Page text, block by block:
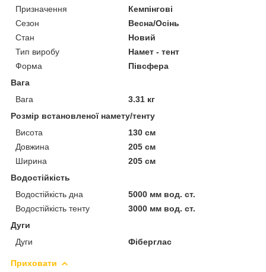
Призначення
Кемпінгові
Сезон
Весна/Осінь
Стан
Новий
Тип виробу
Намет - тент
Форма
Півсфера
Вага
Вага
3.31 кг
Розмір встановленої намету/тенту
Висота
130 см
Довжина
205 см
Ширина
205 см
Водостійкість
Водостійкість дна
5000 мм вод. ст.
Водостійкість тенту
3000 мм вод. ст.
Дуги
Дуги
Фіберглас
Приховати